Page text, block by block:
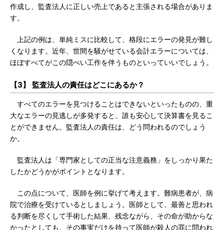
作成し、監査法人に正しい売上であると主張される場合がありま
す。
上記の例は、単純ミスに比較して、格段にエラーの発見が難し
くなります。近年、世間を騒がせている会計エラーについては、
ほぼすべてがこの隠ぺい工作を伴うものといっていいでしょう。
【3】 監査法人の責任はどこにあるか？
すべてのエラーを見つけることはできないといったものの、重
大なエラーの見逃しが多発すると、誰も安心して決算書を見るこ
とができません。監査法人の責任は、どう問われるのでしょう
か。
監査法人は「専門家としての正当な注意義務」をしっかり果た
したかどうかがポイントとなります。
この点について、医師を例に挙げて考えます。難病患者が、病
院で治療を受けているとしましょう。医師として、最善と思われ
る判断を尽くして手術した結果、残念ながら、その命が助からな
かったとしても、その事実だけを持って医師が殺人の罪に問われ